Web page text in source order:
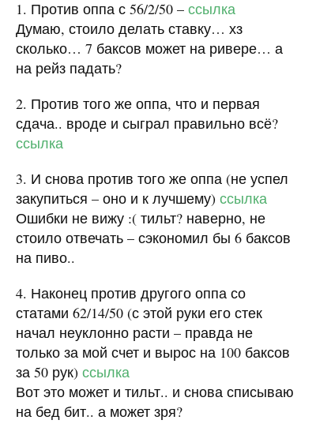
1. Против оппа с 56/2/50 – ссылка
Думаю, стоило делать ставку… хз
сколько… 7 баксов может на ривере… а
на рейз падать?
2. Против того же оппа, что и первая
сдача.. вроде и сыграл правильно всё?
ссылка
3. И снова против того же оппа (не успел
закупиться – оно и к лучшему) ссылка
Ошибки не вижу :( тильт? наверно, не
стоило отвечать – сэкономил бы 6 баксов
на пиво..
4. Наконец против другого оппа со
статами 62/14/50 (с этой руки его стек
начал неуклонно расти – правда не
только за мой счет и вырос на 100 баксов
за 50 рук) ссылка
Вот это может и тильт.. и снова списываю
на бед бит.. а может зря?